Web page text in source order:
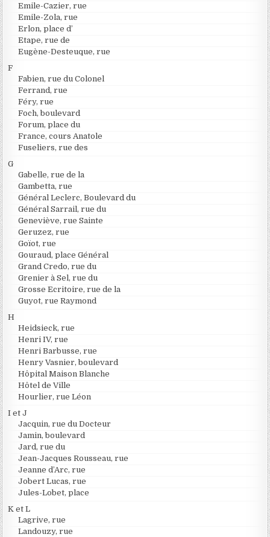
Emile-Cazier, rue
Emile-Zola, rue
Erlon, place d’
Etape, rue de
Eugène-Desteuque, rue
F
Fabien, rue du Colonel
Ferrand, rue
Féry, rue
Foch, boulevard
Forum, place du
France, cours Anatole
Fuseliers, rue des
G
Gabelle, rue de la
Gambetta, rue
Général Leclerc, Boulevard du
Général Sarrail, rue du
Geneviève, rue Sainte
Geruzez, rue
Goïot, rue
Gouraud, place Général
Grand Credo, rue du
Grenier à Sel, rue du
Grosse Ecritoire, rue de la
Guyot, rue Raymond
H
Heidsieck, rue
Henri IV, rue
Henri Barbusse, rue
Henry Vasnier, boulevard
Hôpital Maison Blanche
Hôtel de Ville
Hourlier, rue Léon
I et J
Jacquin, rue du Docteur
Jamin, boulevard
Jard, rue du
Jean-Jacques Rousseau, rue
Jeanne d’Arc, rue
Jobert Lucas, rue
Jules-Lobet, place
K et L
Lagrive, rue
Landouzy, rue